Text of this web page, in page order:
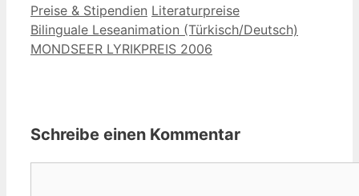
Kategorien
Preise & Stipendien Schlagwörter
Literaturpreise
Bilinguale Leseanimation (Türkisch/Deutsch)
MONDSEER LYRIKPREIS 2006
Schreibe einen Kommentar